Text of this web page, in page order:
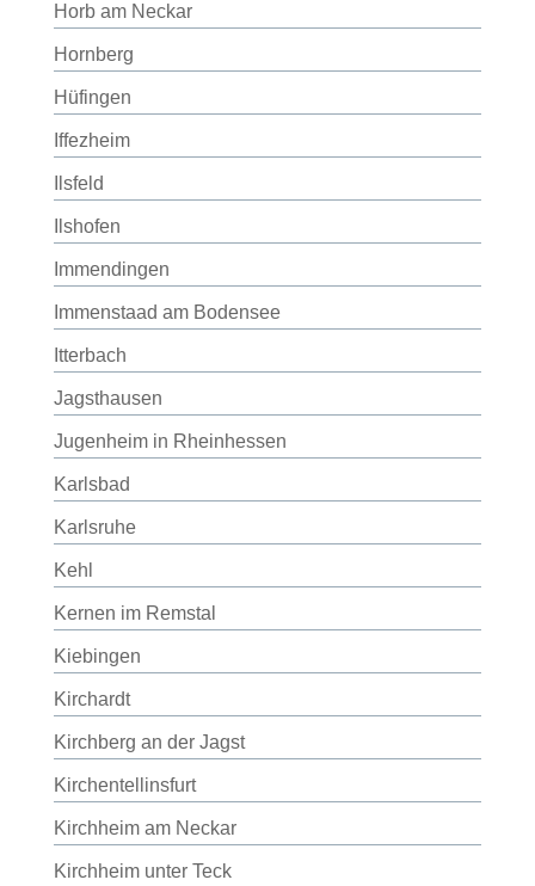
Horb am Neckar
Hornberg
Hüfingen
Iffezheim
Ilsfeld
Ilshofen
Immendingen
Immenstaad am Bodensee
Itterbach
Jagsthausen
Jugenheim in Rheinhessen
Karlsbad
Karlsruhe
Kehl
Kernen im Remstal
Kiebingen
Kirchardt
Kirchberg an der Jagst
Kirchentellinsfurt
Kirchheim am Neckar
Kirchheim unter Teck